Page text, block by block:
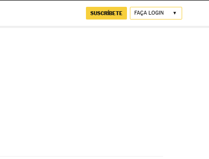
SUSCRÍBETE FAÇA LOGIN